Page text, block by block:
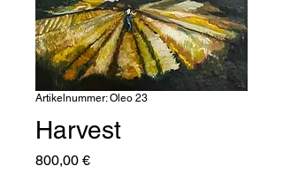
Artikelnummer: Oleo 23
Harvest
800,00 €Preis